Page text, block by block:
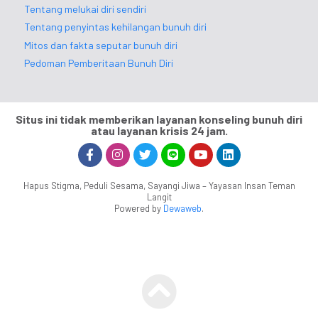
Tentang melukai diri sendiri
Tentang penyintas kehilangan bunuh diri
Mitos dan fakta seputar bunuh diri
Pedoman Pemberitaan Bunuh Diri
Situs ini tidak memberikan layanan konseling bunuh diri
atau layanan krisis 24 jam.
Hapus Stigma, Peduli Sesama, Sayangi Jiwa – Yayasan Insan Teman
Langit
Powered by Dewaweb.